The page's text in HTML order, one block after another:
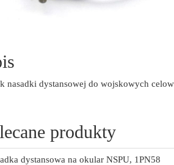
nasadki dystansowej do wojskowych
produkty
dystansowa na okular NSPU, 1PN58